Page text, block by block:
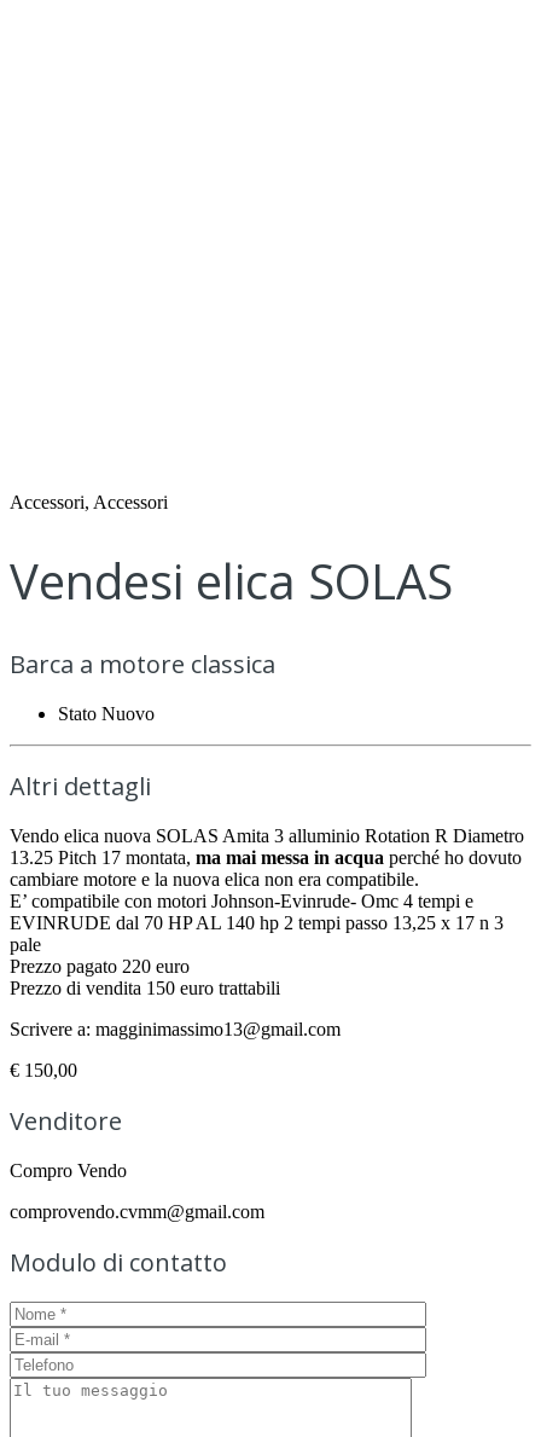
Accessori, Accessori
Vendesi elica SOLAS
Barca a motore classica
Stato Nuovo
Altri dettagli
Vendo elica nuova SOLAS Amita 3 alluminio Rotation R Diametro
13.25 Pitch 17 montata, ma mai messa in acqua perché ho dovuto
cambiare motore e la nuova elica non era compatibile.
E’ compatibile con motori Johnson-Evinrude- Omc 4 tempi e
EVINRUDE dal 70 HP AL 140 hp 2 tempi passo 13,25 x 17 n 3
pale
Prezzo pagato 220 euro
Prezzo di vendita 150 euro trattabili
Scrivere a: magginimassimo13@gmail.com
€ 150,00
Venditore
Compro Vendo
comprovendo.cvmm@gmail.com
Modulo di contatto